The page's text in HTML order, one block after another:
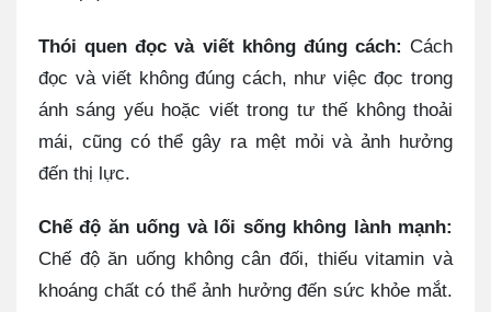
Thói quen đọc và viết không đúng cách: Cách
đọc và viết không đúng cách, như việc đọc trong
ánh sáng yếu hoặc viết trong tư thế không thoải
mái, cũng có thể gây ra mệt mỏi và ảnh hưởng
đến thị lực.
Chế độ ăn uống và lối sống không lành mạnh:
Chế độ ăn uống không cân đối, thiếu vitamin và
khoáng chất có thể ảnh hưởng đến sức khỏe mắt.